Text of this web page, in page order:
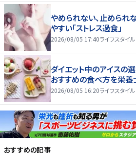
やめられない、止められ
やすい「ストレス過食」
2026/08/05 17:40ライフスタイル
ダイエット中のアイスの
おすすめの食べ方を栄
2026/08/05 16:20ライフスタイル
おすすめの記事